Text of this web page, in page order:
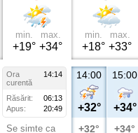
Bistra,
Județul
Alba
min.
+19°
max.
+34°
min.
+18°
max.
+33°
Ora
14:14
curentă
Răsărit:
06:13
Apus:
20:49
Se simte ca
14:00
+32°
+32°
15:00
+34°
+34°